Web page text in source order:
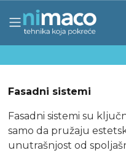
Fasadni sistemi
Fasadni sistemi su
samo da pružaju
unutrašnjost od